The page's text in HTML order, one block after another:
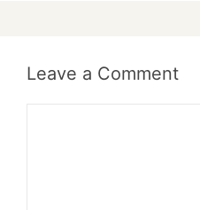
Leave a Comment